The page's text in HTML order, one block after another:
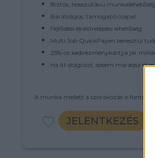
Biztos, hosszútávú munkalehetőség
Barátságos, támogató csapat
Fejlődési és előrelépési lehetőség
Multi Job QuickPayen keresztül
25%-os kedvezménykártya jár
Ha itt dolgozol, sosem maradsz
A munka mellett a szórakozás is fontos!
JELENTKEZÉS